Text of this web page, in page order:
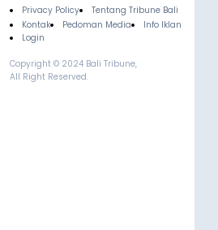
Footer
Privacy Policy
Tentang Tribune Bali
Kontak
Pedoman Media
Info Iklan
Login
Copyright © 2024 Bali Tribune,
All Right Reserved.